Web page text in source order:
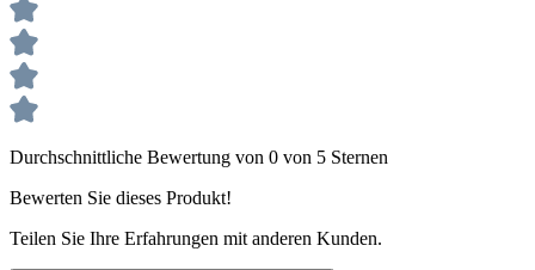
Durchschnittliche Bewertung von 0 von 5 Sternen
Bewerten Sie dieses Produkt!
Teilen Sie Ihre Erfahrungen mit anderen Kunden.